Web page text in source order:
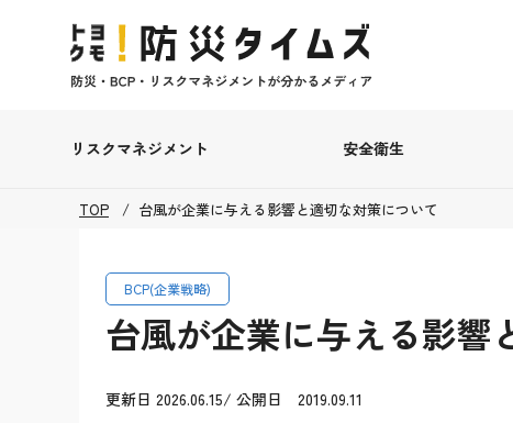
リスクマネジメント 安全衛生
TOP 台風が企業に与える影響と適切な対策について
BCP(企業戦略)
台風が企業に与える影響
更新日 2026.06.15/ 公開日 2019.09.11